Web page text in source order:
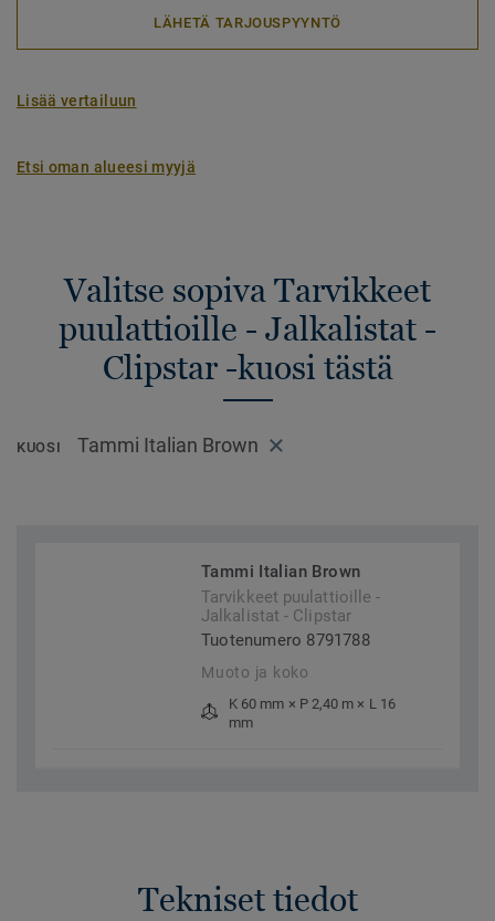
LÄHETÄ TARJOUSPYYNTÖ
Lisää vertailuun
Etsi oman alueesi myyjä
Valitse sopiva Tarvikkeet
puulattioille - Jalkalistat -
Clipstar -kuosi tästä
KUOSI Tammi Italian Brown
Tammi Italian Brown
Tarvikkeet puulattioille -
Jalkalistat - Clipstar
Tuotenumero 8791788
Muoto ja koko
K 60 mm × P 2,40 m × L 16
mm
Tekniset tiedot